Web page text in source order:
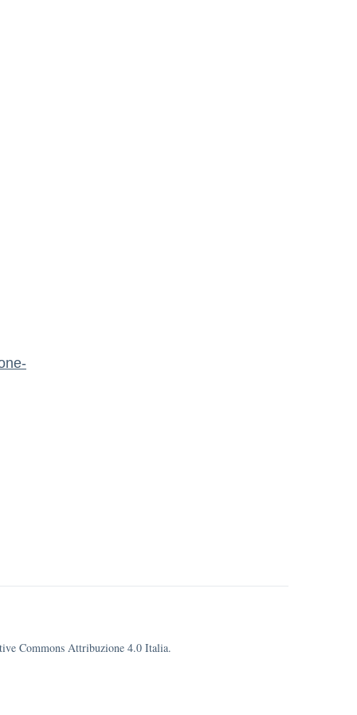
Commons Attribuzione 4.0 Italia.